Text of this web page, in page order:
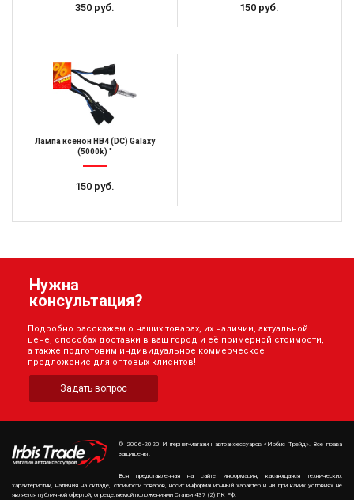
350 руб. 150 руб.
Лампа ксенон HB4 (DC) Galaxy
(5000k) "
150 руб.
Нужна
консультация?
Подробно расскажем о наших товарах, их наличии, актуальной
цене, способах доставки в ваш город и её примерной стоимости,
а также подготовим индивидуальное коммерческое
предложение для оптовых клиентов!
Задать вопрос
© 2006-2020 Интернет-магазин автоаксессуаров «Ирбис Трейд». Все права
защищены.
Вся представленная на сайте информация, касающаяся технических
характеристик, наличия на складе, стоимости товаров, носит информационный характер и ни при каких условиях не
является публичной офертой, определяемой положениями Статьи 437 (2) ГК РФ.